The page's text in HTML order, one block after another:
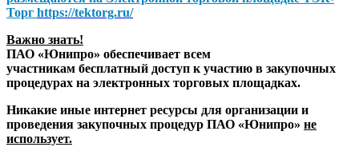
Торг https://tektorg.ru/
Важно знать!
ПАО «Юнипро» обеспечивает всем
участникам бесплатный доступ к участию в закупочных
процедурах на электронных торговых площадках.
Никакие иные интернет ресурсы для организации и
проведения закупочных процедур ПАО «Юнипро» не
использует.